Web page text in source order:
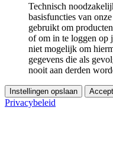
Technisch
basisfuncties van
gebruikt om
of om in te loggen op
niet mogelijk om
gegevens die als
nooit aan derden
Instellingen opslaan
Privacybeleid